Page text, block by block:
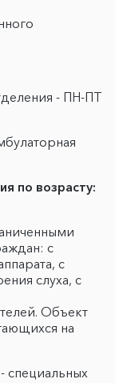
- ПН-ПТ
по возрасту:
с
с
слуха, с
Объект
на
специальных